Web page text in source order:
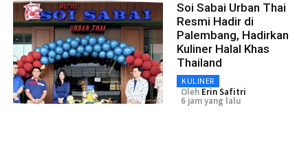
Soi Sabai Urban Thai
Resmi Hadir di
Palembang, Hadirkan
Kuliner Halal Khas
Thailand
KULINER
Oleh Erin Safitri
6 jam yang lalu